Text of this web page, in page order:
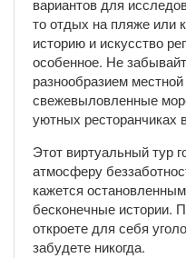
вариантов для
то отдых на пляже или
историю и искусство
особенное. Не
разнообразием
свежевыловленные
уютных ресторанчиках
Этот виртуальный тур
атмосферу
кажется
бесконечные истории.
откроете для себя
забудете никогда.